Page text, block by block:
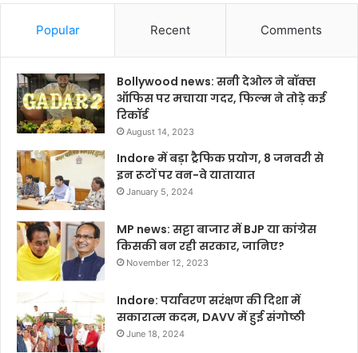
Popular Recent Comments
Bollywood news: सनी देओल ने बॉक्स
ऑफिस पर मचाया गदर, फिल्म ने तोड़े कई
रिकॉर्ड
August 14, 2023
Indore में बड़ा ट्रैफिक प्रयोग, 8 जनवरी से
इन रूटों पर वन-वे यातायात
January 5, 2024
MP news: सट्टा बाजार में BJP या कांग्रेस
किसकी बन रही सरकार, जानिए?
November 12, 2023
Indore: पर्यावरण सरंक्षण की दिशा में
सकारात्म कदम, DAVV में हुई संगोष्ठी
June 18, 2024